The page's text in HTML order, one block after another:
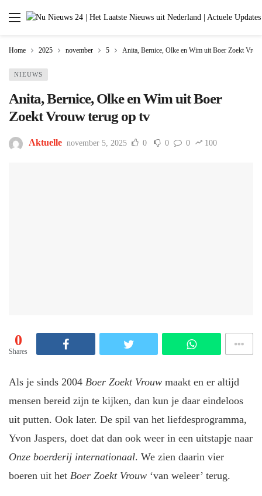
Home 2025 november 5 Anita, Bernice, Olke en Wim uit Boer Zoekt
NIEUWS
Anita, Bernice, Olke en Wim uit Boer
Zoekt Vrouw terug op tv
Aktuelle november 5, 2025 0 0 0 100
0
Shares
Als je sinds 2004 Boer Zoekt Vrouwmaakt en er altijd
mensen bereid zijn te kijken, dan kun je daar eindeloos
uit putten. Ook later. De spil van het liefdesprogramma,
Yvon Jaspers, doet dat dan ook weer in een uitstapje naar
Onze boerderij internationaal. We zien daarin vier
boeren uit het Boer Zoekt Vrouw‘van weleer’ terug.